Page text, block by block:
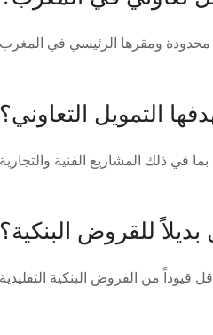
التمويل التعاوني؟
للقروض البنكية؟